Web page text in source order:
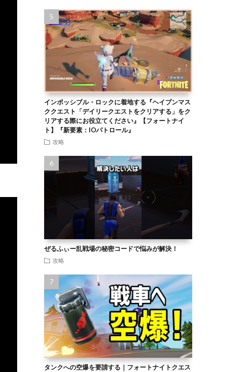
インポッシブル・ロックに着地する『ヘイブンマス
ククエスト「デイリークエストをクリアする」をク
リアする際にお役立てください』【フォートナイ
ト】『新要素：IOパトロール』
攻略
ぜるふぃー乱戦場の秘密コードで悩みが解決！
攻略
タンクへの空爆を要請する｜フォートナイトクエス